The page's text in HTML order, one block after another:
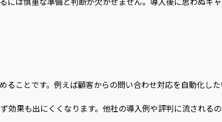
ことです。例えば顧客からの問い合わせ対応を自動化し
果も出にくくなります。他社の導入例や評判に流される